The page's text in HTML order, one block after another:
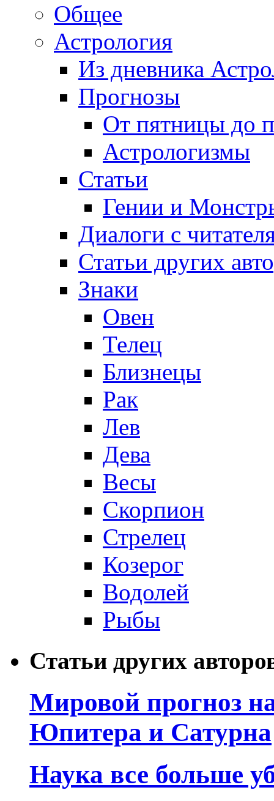
Общее
Астрология
Из дневника
Прогнозы
От пятницы до
Астрологизмы
Статьи
Гении и
Диалоги с
Статьи других
Знаки
Овен
Телец
Близнецы
Рак
Лев
Дева
Весы
Скорпион
Стрелец
Козерог
Водолей
Рыбы
Статьи других
Мировой прогноз
Юпитера и Сатурна
Наука все больше